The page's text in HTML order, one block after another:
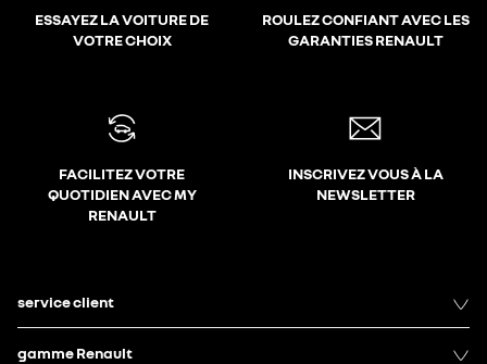
ESSAYEZ LA VOITURE DE
VOTRE CHOIX
ROULEZ CONFIANT AVEC LES
GARANTIES RENAULT
FACILITEZ VOTRE
QUOTIDIEN AVEC MY
RENAULT
INSCRIVEZ VOUS À LA
NEWSLETTER
service client
gamme Renault